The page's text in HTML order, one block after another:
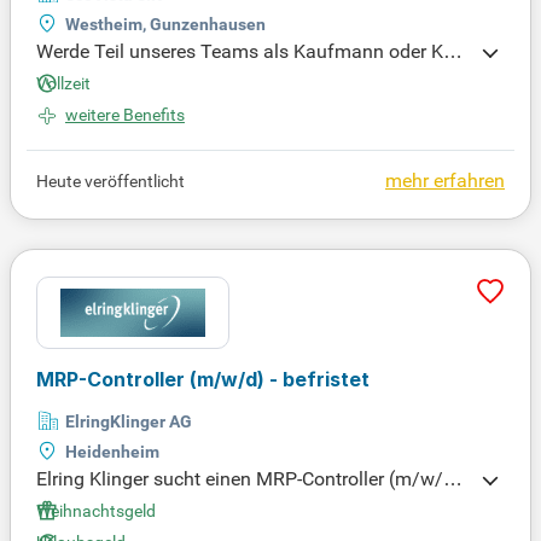
Westheim, Gunzenhausen
Werde Teil unseres Teams als Kaufmann oder Kau
ffrau im Bereich Recht. Nutze deine Fähigkeiten in
einem dynamischen Umfeld und gestalte mit uns g
emeinsam die Zukunft! Bewirb dich jetzt und starte
deine Karriere in einer spannenden Branche.
Vollzeit
weitere Benefits
mehr erfahren
Heute veröffentlicht
MRP-Controller (m/w/d) - befristet
ElringKlinger AG
Heidenheim
Elring Klinger sucht einen MRP-Controller (m/w/d)
für eine befristete Anstellung. In dieser Schlüsselpo
sition sind Sie für die Materialdisposition und -plan
Weihnachtsgeld